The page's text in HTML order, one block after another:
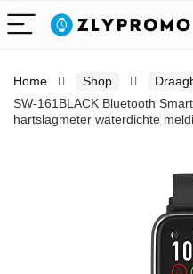
Home Shop
SW-161BLACK Bluetooth
hartslagmeter waterdichte